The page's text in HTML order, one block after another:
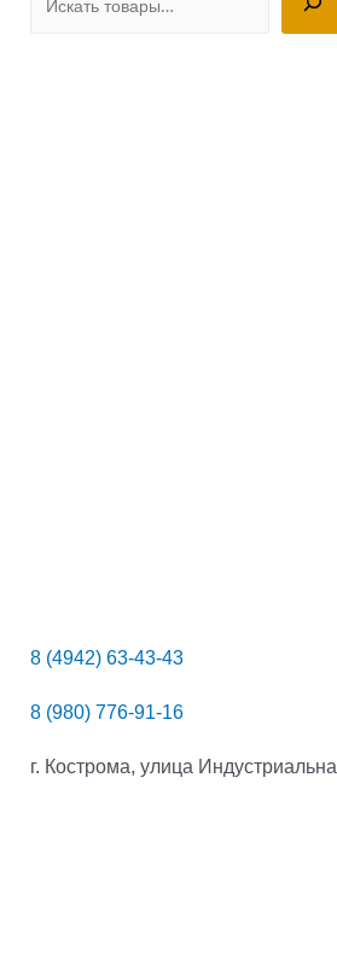
8 (4942) 63-43-43
8 (980) 776-91-16
г. Кострома, улица